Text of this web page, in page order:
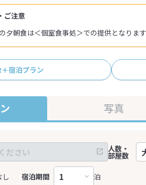
ご注意
夕朝食は＜個室食事処＞での提供となりま
＋宿泊プラン
写真
し 宿泊期間 泊
人数・
部屋数